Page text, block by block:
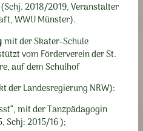
2018/2019, Veranstalter
WWU Münster).
mit der Skater-Schule
vom Förderverein der St.
auf dem Schulhof
der Landesregierung NRW):
mit der Tanzpädagogin
Schj: 2015/16 );